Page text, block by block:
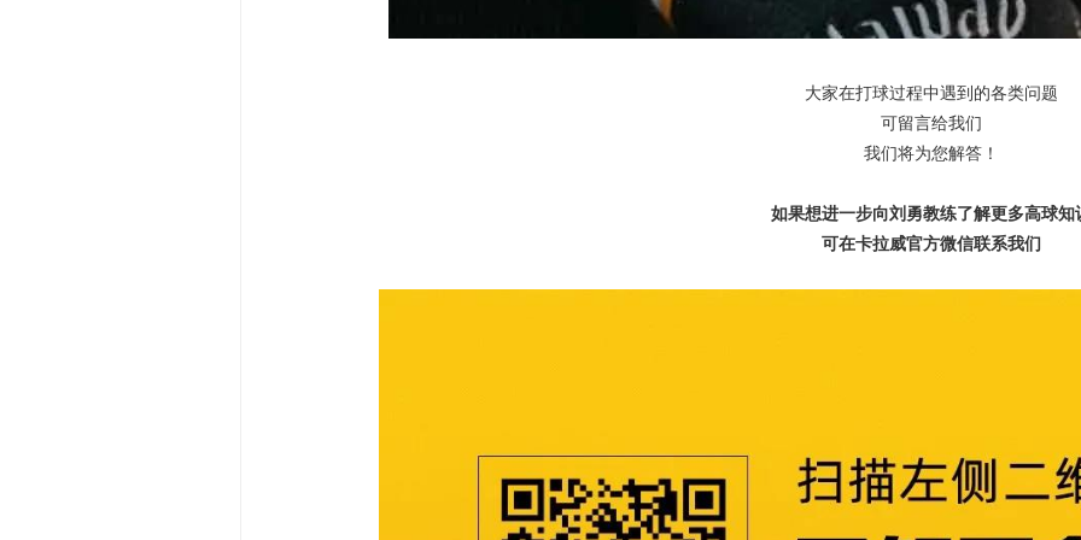
大家在打球过程中遇到的各类问题
可留言给我们
我们将为您解答！
如果想进一步向刘勇教练了解更多高球知
可在卡拉威官方微信联系我们